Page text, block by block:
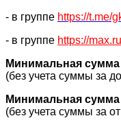
- в группе https://t.me/
- в группе https://
Минимальная сумма
(без учета суммы за
Минимальная сумма
(без учета суммы за